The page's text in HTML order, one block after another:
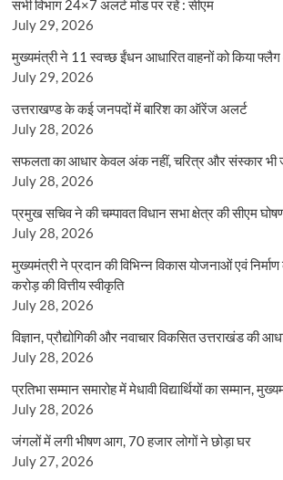
सभी विभाग 24×7 अलर्ट मोड पर रहें : सीएम
July 29, 2026
मुख्यमंत्री ने 11 स्वच्छ ईंधन आधारित वाहनों को किया
July 29, 2026
उत्तराखण्ड के कई जनपदों में बारिश का ऑरेंज अलर्ट
July 28, 2026
सफलता का आधार केवल अंक नहीं, चरित्र और संस्कार भी
July 28, 2026
प्रमुख सचिव ने की चम्पावत विधान सभा क्षेत्र की सीएम
July 28, 2026
मुख्यमंत्री ने प्रदान की विभिन्न विकास योजनाओं एवं निर्माण
करोड़ की वित्तीय स्वीकृति
July 28, 2026
विज्ञान, प्रौद्योगिकी और नवाचार विकसित उत्तराखंड की
July 28, 2026
प्रतिभा सम्मान समारोह में मेधावी विद्यार्थियों का सम्मान,
July 28, 2026
जंगलों में लगी भीषण आग, 70 हजार लोगों ने छोड़ा घर
July 27, 2026